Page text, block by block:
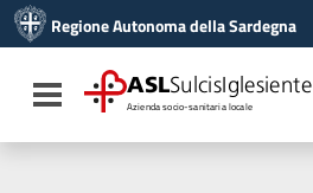
Vai al menu di navigazione
Vai al footer
Regione Autonoma della Sardegna
Toggle navigation
ASLSulcisIglesiente
Azienda socio-sanitaria locale